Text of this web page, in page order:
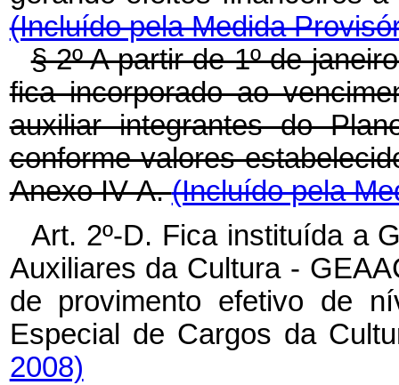
(Incluído pela Medida
§ 2º A partir de 1º de
fica incorporado ao
auxiliar integrantes do
conforme valores
Anexo IV-A.(Incluído pela
Art. 2º-D. Fica instituída a
Auxiliares da Cultura -
de provimento efetivo de
Especial de Cargos da
2008)